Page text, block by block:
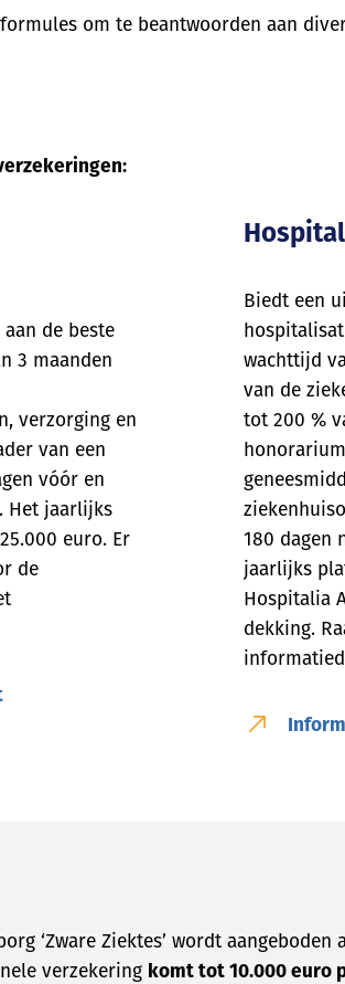
om te beantwoorden aan
de beste
3 maanden
verzorging en
van een
vóór en
Het jaarlijks
euro. Er
de
Biedt een
wachttijd
van de
tot 200 %
180 dagen
jaarlijks
Hospitalia
dekking.
‘Zware Ziektes’ wordt
verzekering komt tot 10.000 euro